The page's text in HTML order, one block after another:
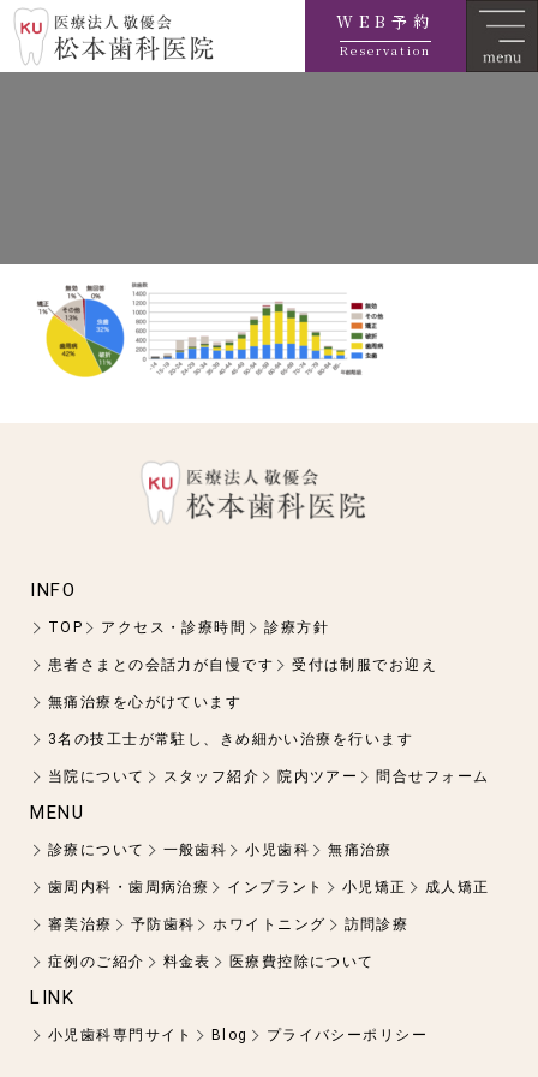
WEB予約
Reservation
INFO
TOP アクセス・診療時間 診療方針
患者さまとの会話力が自慢です 受付は制服でお迎え
無痛治療を心がけています
3名の技工士が常駐し、きめ細かい治療を行います
当院について スタッフ紹介 院内ツアー 問合せフォーム
MENU
診療について 一般歯科 小児歯科 無痛治療
歯周内科・歯周病治療 インプラント 小児矯正 成人矯正
審美治療 予防歯科 ホワイトニング 訪問診療
症例のご紹介 料金表 医療費控除について
LINK
小児歯科専門サイト Blog プライバシーポリシー